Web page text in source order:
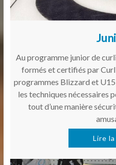
Au programme junior de
formés et certifiés par
programmes Blizzard et
les techniques nécessaires
tout d’une manière
Lire